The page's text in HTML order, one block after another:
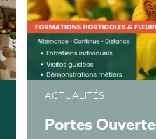
ACTUALITÉS
Portes